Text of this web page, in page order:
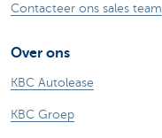
Contacteer ons sales team
Over ons
KBC Autolease
KBC Groep